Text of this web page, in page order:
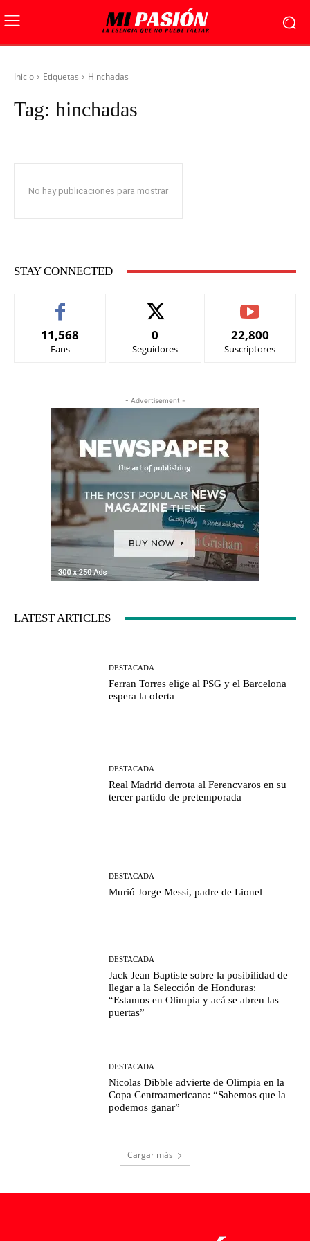
Inicio Etiquetas Hinchadas
Tag: hinchadas
No hay publicaciones para mostrar
STAY CONNECTED
11,568
Fans
0
Seguidores
22,800
Suscriptores
- Advertisement -
LATEST ARTICLES
DESTACADA
Ferran Torres elige al PSG y el Barcelona
espera la oferta
DESTACADA
Real Madrid derrota al Ferencvaros en su
tercer partido de pretemporada
DESTACADA
Murió Jorge Messi, padre de Lionel
DESTACADA
Jack Jean Baptiste sobre la posibilidad de
llegar a la Selección de Honduras:
“Estamos en Olimpia y acá se abren las
puertas”
DESTACADA
Nicolas Dibble advierte de Olimpia en la
Copa Centroamericana: “Sabemos que la
podemos ganar”
Cargar más